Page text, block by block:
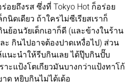
อยถึงรส ซึ่งที่ Tokyo Hot ก็อร่อย
นิดเดียว ถ้าใครไม่ซีเรียสเราก็
นย้อนวัยเด็กเอาก็ดี (และข้างในร้าน
กินไปอาจต้องปาดเหงื่อไป) ส่วน
แนะนำให้รีบกินเลย ได้ปุ๊บกินปั๊บ
าะแป้งโตเกียวมันบางกว่าแป้งทาโก้
ด หยิบกินไม่ได้เด้อ